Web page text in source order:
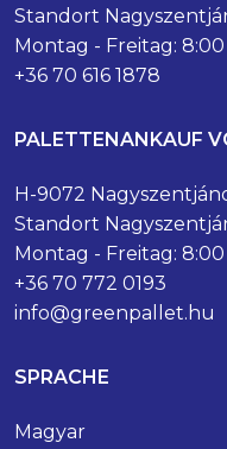
Standort
Montag - Freitag: 8:00
+36 70 616 1878
PALETTENANKAUF
H-9072
Standort
Montag - Freitag: 8:00
+36 70 772 0193
info@greenpallet.hu
SPRACHE
Magyar